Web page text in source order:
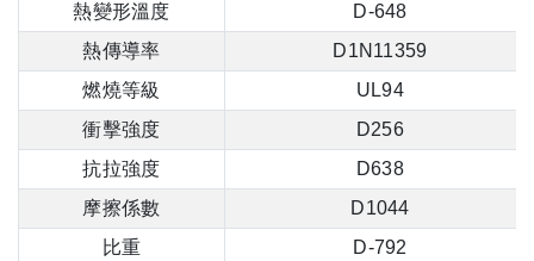
熱變形溫度
D-648
熱傳導率
D1N11359
燃燒等級
UL94
衝擊強度
D256
抗拉強度
D638
摩擦係數
D1044
比重
D-792